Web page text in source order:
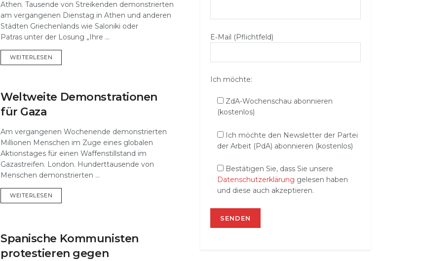
Athen. Tausende von Streikenden demonstrierten
am vergangenen Dienstag in Athen und anderen
Städten Griechenlands wie Saloniki oder
Patras unter der Losung „Ihre ...
WEITERLESEN
Weltweite Demonstrationen
für Gaza
Am vergangenen Wochenende demonstrierten
Millionen Menschen im Zuge eines globalen
Aktionstages für einen Waffenstillstand im
Gazastreifen. London. Hunderttausende von
Menschen demonstrierten ...
WEITERLESEN
Spanische Kommunisten
protestieren gegen
E‑Mail (Pflichtfeld)
Ich möchte:
ZdA-Wochenschau abonnieren
(kostenlos)
Ich möchte den Newsletter der Partei
der Arbeit (PdA) abonnieren (kostenlos)
Bestätigen Sie, dass Sie unsere
Datenschutzerklärung gelesen haben
und diese auch akzeptieren.